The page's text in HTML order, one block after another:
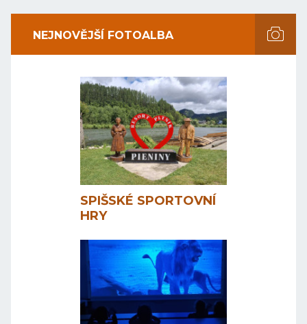
NEJNOVĚJŠÍ FOTOALBA
SPIŠSKÉ SPORTOVNÍ
HRY